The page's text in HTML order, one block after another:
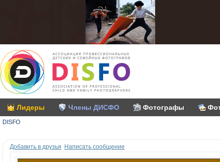
Лидеры Члены ДИСФО Фотографы
DISFO
Добавить в друзья Написать сообщение